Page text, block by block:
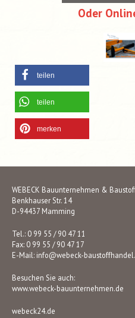
Oder
teilen
teilen
merken
WEBECK Bauunternehmen &
Benkhauser Str. 14
D-94437 Mamming
Tel.: 0 99 55 / 90 47 11
Fax: 0 99 55 / 90 47 17
E-Mail: info@webeck-
Besuchen Sie auch:
www.webeck-bauunternehmen.de
webeck24.de